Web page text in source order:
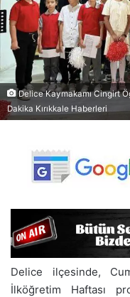
Delice Kaymakamı Cingirt
Dakika Kırıkkale Haberleri
Delice ilçesinde,
İlköğretim Haftası